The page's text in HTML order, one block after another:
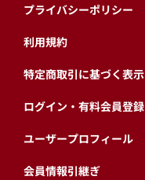
プライバシーポリシー
利用規約
特定商取引に基づく表示
ログイン・有料会員登録
ユーザープロフィール
会員情報引継ぎ